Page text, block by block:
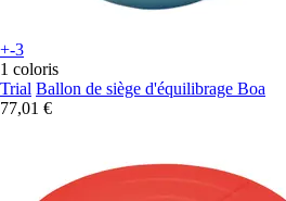
+-3
1 coloris
Trial Ballon de siège d'équilibrage Boa
77,01 €